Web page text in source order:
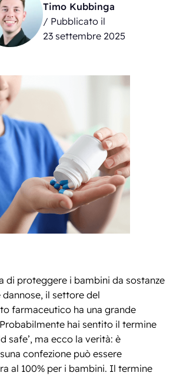
Timo Kubbinga
/ Pubblicato il
23 settembre 2025
di proteggere i bambini da sostanze
il settore del
farmaceutico ha una grande
hai sentito il termine
safe’, ma ecco la verità: è
confezione può essere
al 100% per i bambini. Il termine